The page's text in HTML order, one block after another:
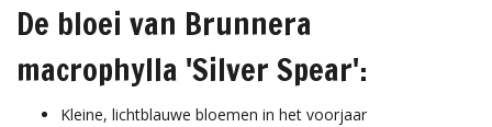
De bloei van Brunnera
macrophylla 'Silver Spear':
Kleine, lichtblauwe bloemen in het voorjaar